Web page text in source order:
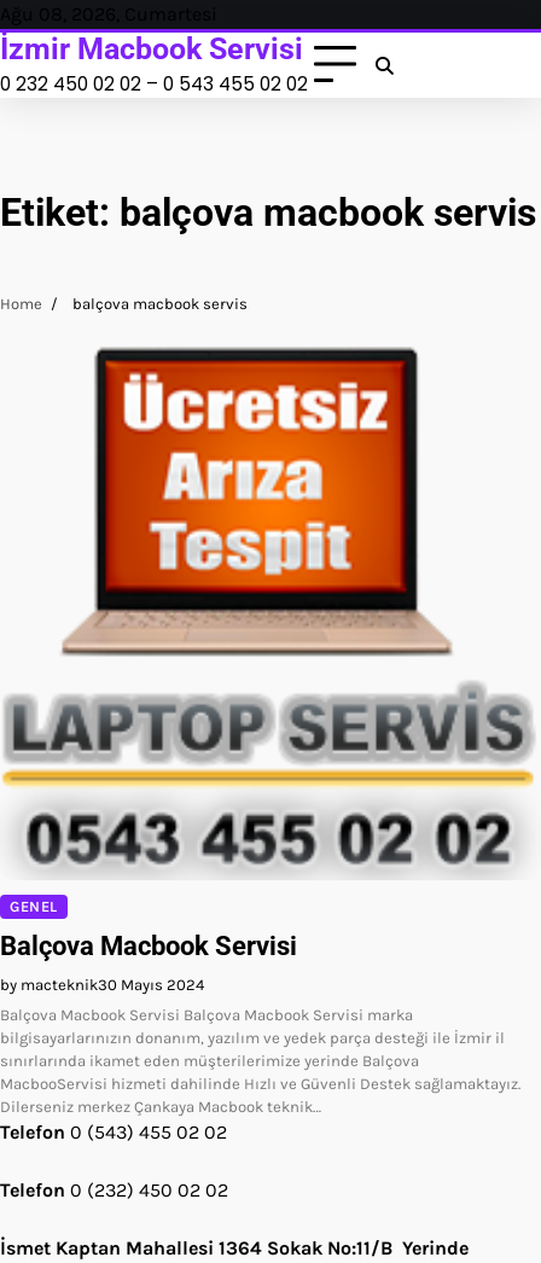
Skip
to
content
Ağu 08, 2026, Cumartesi
İzmir Macbook Servisi
0 232 450 02 02 – 0 543 455 02 02
Etiket: balçova macbook servis
Home balçova macbook servis
GENEL
Balçova Macbook Servisi
by macteknik30 Mayıs 2024
Balçova Macbook Servisi Balçova Macbook Servisi marka
bilgisayarlarınızın donanım, yazılım ve yedek parça desteği ile İzmir il
sınırlarında ikamet eden müşterilerimize yerinde Balçova
MacbooServisi hizmeti dahilinde Hızlı ve Güvenli Destek sağlamaktayız.
Dilerseniz merkez Çankaya Macbook teknik…
Telefon 0 (543) 455 02 02
Telefon 0 (232) 450 02 02
İsmet Kaptan Mahallesi 1364 Sokak No:11/B Yerinde